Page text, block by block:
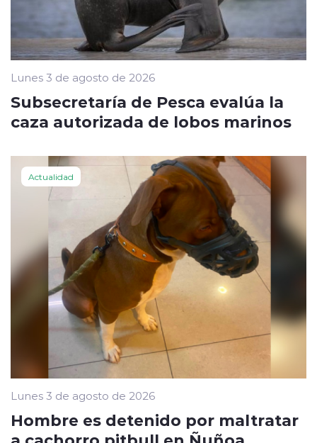
Lunes 3 de agosto de 2026
Subsecretaría de Pesca evalúa la
caza autorizada de lobos marinos
Actualidad
Lunes 3 de agosto de 2026
Hombre es detenido por maltratar